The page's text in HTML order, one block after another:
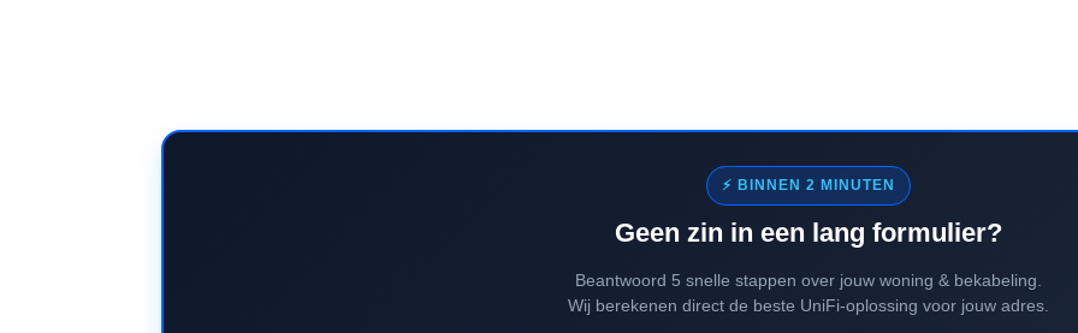
⚡ BINNEN 2 MINUTEN
Geen zin in een lang formulier?
Beantwoord 5 snelle stappen over jouw woning & bekabeling.
Wij berekenen direct de beste UniFi-oplossing voor jouw adres.